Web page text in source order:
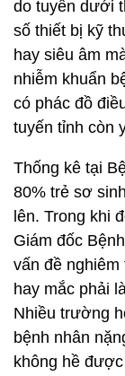
do tuyến dưới
số thiết bị kỹ
hay siêu âm
nhiễm khuẩn
có phác đồ
tuyến tỉnh còn
Thống kê tại
80% trẻ sơ
lên. Trong khi
Giám đốc
vấn đề
hay mắc phải
Nhiều trường
bệnh nhân
không hề